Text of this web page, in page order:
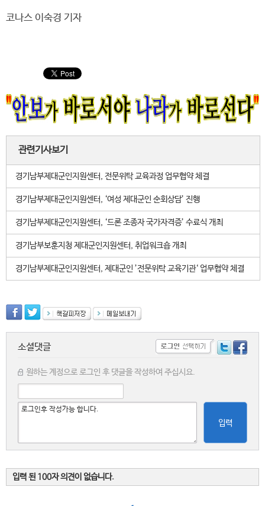
코나스 이숙경 기자
관련기사보기
경기남부제대군인지원센터, 전문위탁 교육과정 업무협약 체결
경기남부제대군인지원센터, ‘여성 제대군인 순회상담’ 진행
경기남부제대군인지원센터, ‘드론 조종자 국가자격증’ 수료식 개최
경기남부보훈지청 제대군인지원센터, 취업워크숍 개최
경기남부제대군인지원센터, 제대군인 ’전문위탁 교육기관‘ 업무협약 체결
소셜댓글
원하는 계정으로 로그인 후 댓글을 작성하여 주십시요.
입력
입력 된 100자 의견이 없습니다.